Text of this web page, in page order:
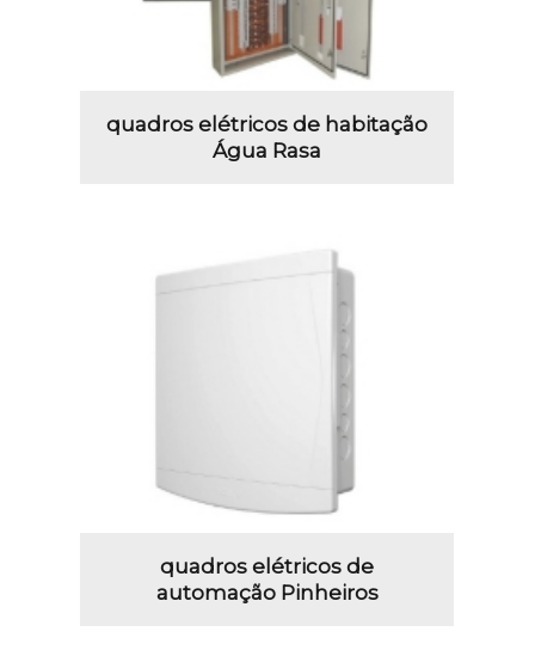
quadros elétricos de habitação
Água Rasa
quadros elétricos de
automação Pinheiros